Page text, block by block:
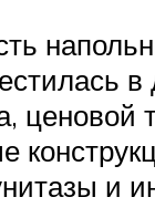
ценовой
и